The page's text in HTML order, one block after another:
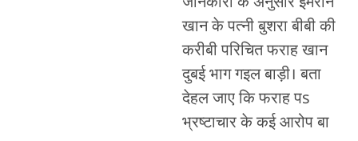
खान के पत्नी बुशरा बीबी की
करीबी परिचित फराह खान
दुबई भाग गइल बाड़ी। बता
देहल जाए कि फराह पs
भ्रष्टाचार के कई आरोप बा